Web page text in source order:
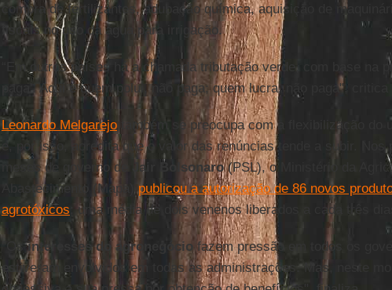
compra de fertilizantes, adubação química, aquisição de
fiscais no uso da água para irrigação.
“Em outros países há a chamada tributação verde, com base na
paga'. Aqui é quem polui, não paga; quem lucra, não paga",
Leonardo Melgarejotambém se preocupa com a flexibilização do
e, por isso, acredita que o valor das renúncias tende a subir. Nos
meses de governo de
Jair Bolsonaro(PSL), o Ministério da
Abastecimento (Mapa)publicou a autorização de 86 novos
agrotóxicos ; uma média de dois venenos liberados a cada três
"Os interesses do agronegócio fazem pressão em todos os
estiveram envolvidos em todas as administrações. Mas, neste